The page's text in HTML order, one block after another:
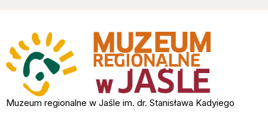
Muzeum regionalne w Jaśle im. dr. Stanisława Kadyiego